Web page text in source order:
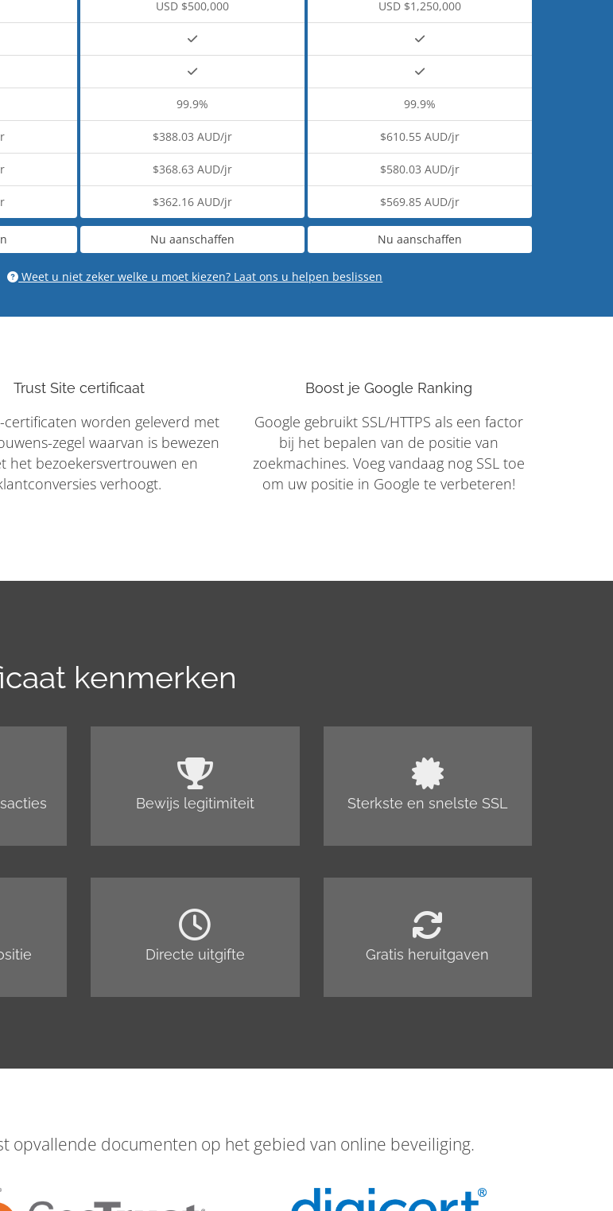
USD $500,000
99.9%
$388.03 AUD/jr
$368.63 AUD/jr
$362.16 AUD/jr
Nu aanschaffen
USD $1,250,000
99.9%
$610.55 AUD/jr
$580.03 AUD/jr
$569.85 AUD/jr
Nu aanschaffen
Weet u niet zeker welke u moet kiezen? Laat ons u helpen beslissen
Trust Site certificaat
certificaten worden geleverd met
zegel waarvan is bewezen
het bezoekersvertrouwen en
verhoogt.
Boost je Google Ranking
Google gebruikt SSL/HTTPS als een factor
bij het bepalen van de positie van
zoekmachines. Voeg vandaag nog SSL toe
om uw positie in Google te verbeteren!
kenmerken
Bewijs legitimiteit Sterkste en snelste SSL
Directe uitgifte Gratis heruitgaven
opvallende documenten op het gebied van online beveiliging.